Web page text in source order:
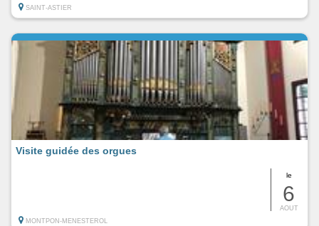
SAINT-ASTIER
le
6
AOUT
Visite guidée des orgues
MONTPON-MENESTEROL